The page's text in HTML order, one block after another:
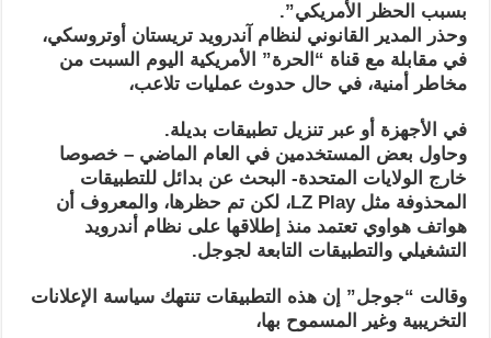
بسبب الحظر الأمريكي”.
وحذر المدير القانوني لنظام آندرويد تريستان أوتروسكي،
في مقابلة مع قناة “الحرة” الأمريكية اليوم السبت من
مخاطر أمنية، في حال حدوث عمليات تلاعب،
في الأجهزة أو عبر تنزيل تطبيقات بديلة.
وحاول بعض المستخدمين في العام الماضي – خصوصا
خارج الولايات المتحدة- البحث عن بدائل للتطبيقات
المحذوفة مثل LZ Play، لكن تم حظرها، والمعروف أن
هواتف هواوي تعتمد منذ إطلاقها على نظام أندرويد
التشغيلي والتطبيقات التابعة لجوجل.
وقالت “جوجل” إن هذه التطبيقات تنتهك سياسة الإعلانات
التخريبية وغير المسموح بها،